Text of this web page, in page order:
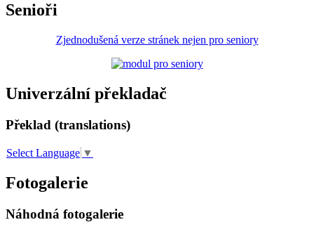
Senioři
Zjednodušená verze stránek nejen pro seniory
Univerzální překladač
Překlad (translations)
Select Language ▼
Fotogalerie
Náhodná fotogalerie